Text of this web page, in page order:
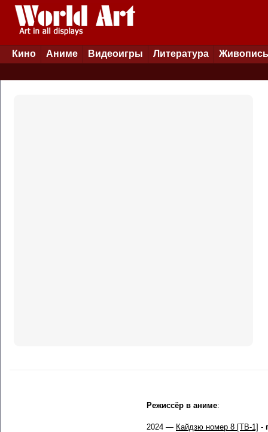
Кино Аниме Видеоигры Литература Живопись
Режиссёр в аниме:
2024 — Кайдзю номер 8 [ТВ-1] -